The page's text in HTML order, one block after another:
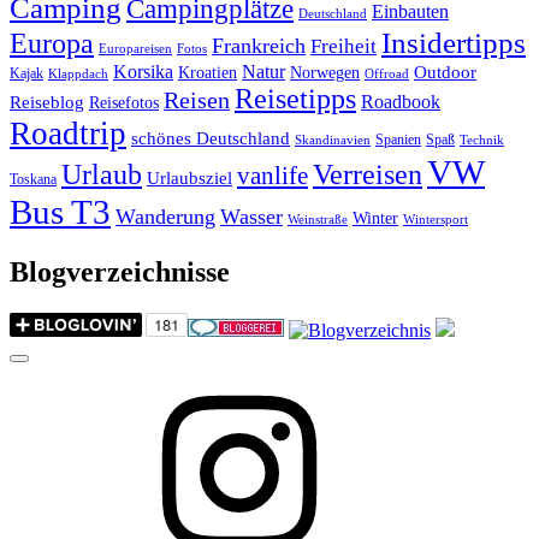
Camping Campingplätze Deutschland Einbauten
Europa Europareisen Fotos Frankreich Freiheit Insidertipps
Kajak Klappdach Korsika Kroatien Natur Norwegen Offroad Outdoor
Reiseblog Reisefotos ReisenReisetipps Roadbook
Roadtrip schönes Deutschland Skandinavien Spanien Spaß Technik
Toskana Urlaub Urlaubsziel vanlifeVerreisenVW
Bus T3 Wanderung Wasser Weinstraße Winter Wintersport
Blogverzeichnisse
Menu